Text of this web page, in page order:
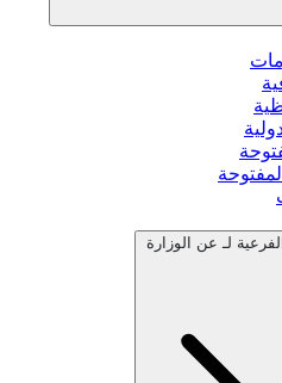
لـ عن الوزارة